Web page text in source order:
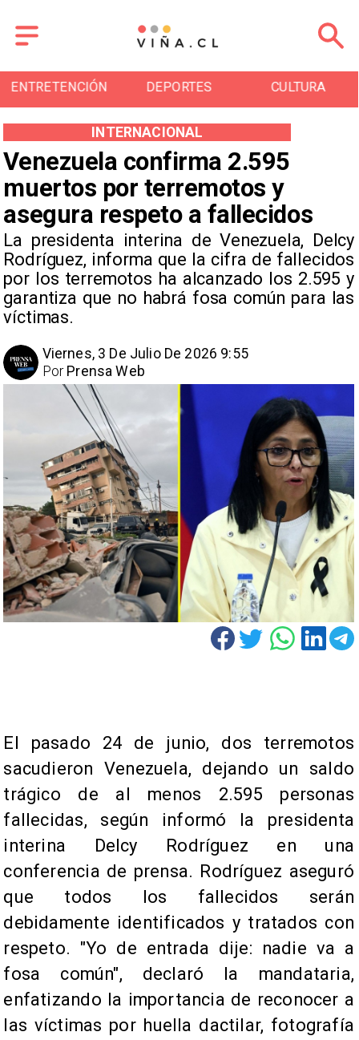
ENTRETENCIÓN DEPORTES CULTURA
Venezuela confirma 2.595
muertos por terremotos y
asegura respeto a fallecidos
La presidenta interina de Venezuela, Delcy
Rodríguez, informa que la cifra de fallecidos
por los terremotos ha alcanzado los 2.595 y
garantiza que no habrá fosa común para las
víctimas.
INTERNACIONAL
Viernes, 3 De Julio De 2026 9:55
Prensa Web
Por
El pasado 24 de junio, dos terremotos
sacudieron Venezuela, dejando un saldo
trágico de al menos 2.595 personas
fallecidas, según informó la presidenta
interina Delcy Rodríguez en una
conferencia de prensa. Rodríguez aseguró
que todos los fallecidos serán
debidamente identificados y tratados con
respeto. "Yo de entrada dije: nadie va a
fosa común", declaró la mandataria,
enfatizando la importancia de reconocer a
las víctimas por huella dactilar, fotografía